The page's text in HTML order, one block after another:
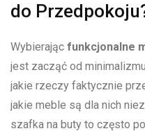
do
Wybierając funkcjonalne
jest zacząć od
jakie rzeczy faktycznie
jakie ​meble ⁤są dla​ nich
szafka ‌na ‌buty‌ to często